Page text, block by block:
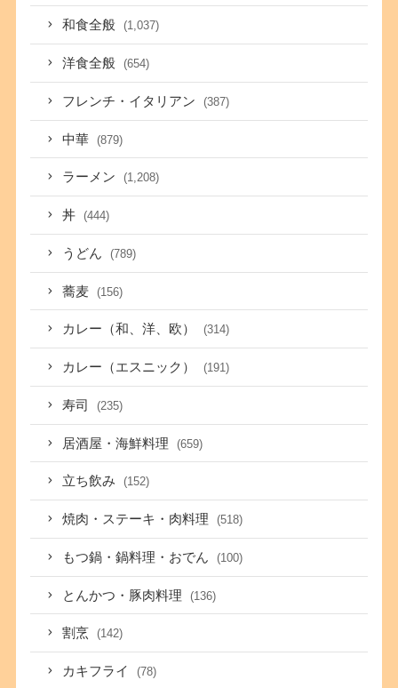
和食全般 (1,037)
洋食全般 (654)
フレンチ・イタリアン (387)
中華 (879)
ラーメン (1,208)
丼 (444)
うどん (789)
蕎麦 (156)
カレー（和、洋、欧） (314)
カレー（エスニック） (191)
寿司 (235)
居酒屋・海鮮料理 (659)
立ち飲み (152)
焼肉・ステーキ・肉料理 (518)
もつ鍋・鍋料理・おでん (100)
とんかつ・豚肉料理 (136)
割烹 (142)
カキフライ (78)